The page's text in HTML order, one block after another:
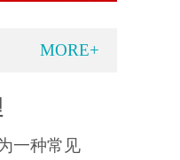
MORE+
一种常见